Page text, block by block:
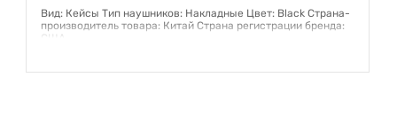
Вид: Кейсы Тип наушников: Накладные Цвет: Black Страна-
производитель товара: Китай Страна регистрации бренда:
США